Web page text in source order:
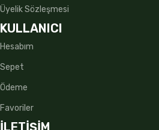
Üyelik Sözleşmesi
KULLANICI
Hesabım
Sepet
Ödeme
Favoriler